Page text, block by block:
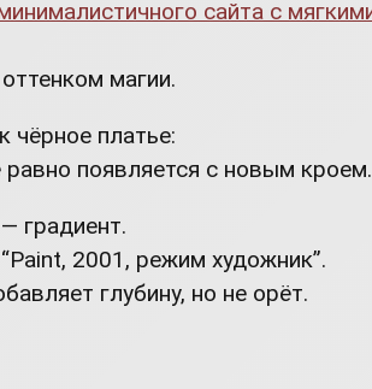
магии.
чёрное платье:
появляется с новым кроем.
градиент.
2001, режим художник”.
глубину, но не орёт.